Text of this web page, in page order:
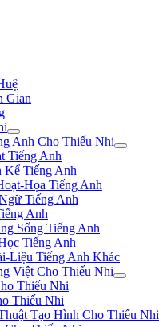
Gian
Anh Cho Thiếu Nhi
Tiếng Anh
Kể Tiếng Anh
Họa Tiếng Anh
Tiếng Anh
Anh
Sống Tiếng Anh
Tiếng Anh
Liệu Tiếng Anh Khác
Việt Cho Thiếu Nhi
Thiếu Nhi
Thiếu Nhi
Tạo Hình Cho Thiếu Nhi